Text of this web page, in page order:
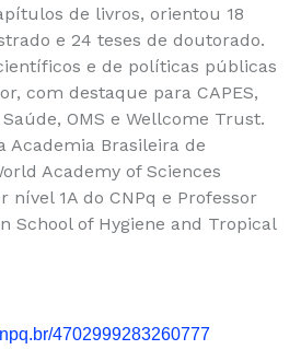
de livros, orientou 18
e 24 teses de doutorado.
e de políticas públicas
com destaque para CAPES,
OMS e Wellcome Trust.
Brasileira de
Academy of Sciences
nível 1A do CNPq e Professor
School of Hygiene and Tropical
4702999283260777